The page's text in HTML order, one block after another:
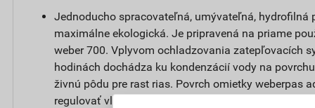
Jednoducho spracovateľná, umývateľná, hydrofilná
maximálne ekologická. Je pripravená na priame
weber 700. Vplyvom ochladzovania zatepľovacích
hodinách dochádza ku kondenzácií vody na
živnú pôdu pre rast rias. Povrch omietky weberpas
regulovať vlhkosť. Po zvlhčení dažďom alebo rosou